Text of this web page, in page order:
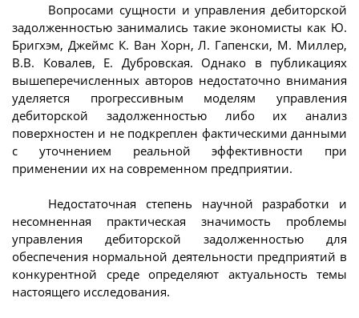
Вопросами сущности и управления дебиторской
задолженностью занимались такие экономисты как Ю.
Бригхэм, Джеймс К. Ван Хорн, Л. Гапенски, М. Миллер,
В.В. Ковалев, Е. Дубровская. Однако в публикациях
вышеперечисленных авторов недостаточно внимания
уделяется прогрессивным моделям управления
дебиторской задолженностью либо их анализ
поверхностен и не подкреплен фактическими данными
с уточнением реальной эффективности при
применении их на современном предприятии.
Недостаточная степень научной разработки и
несомненная практическая значимость проблемы
управления дебиторской задолженностью для
обеспечения нормальной деятельности предприятий в
конкурентной среде определяют актуальность темы
настоящего исследования.